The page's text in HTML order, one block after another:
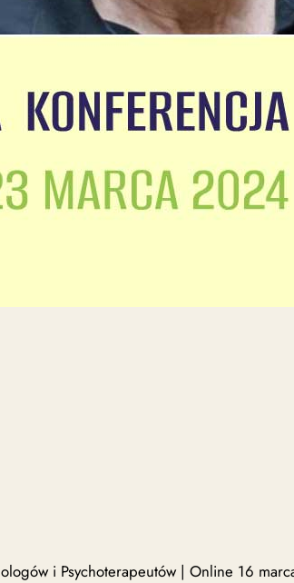
i Psychoterapeutów | Online 16